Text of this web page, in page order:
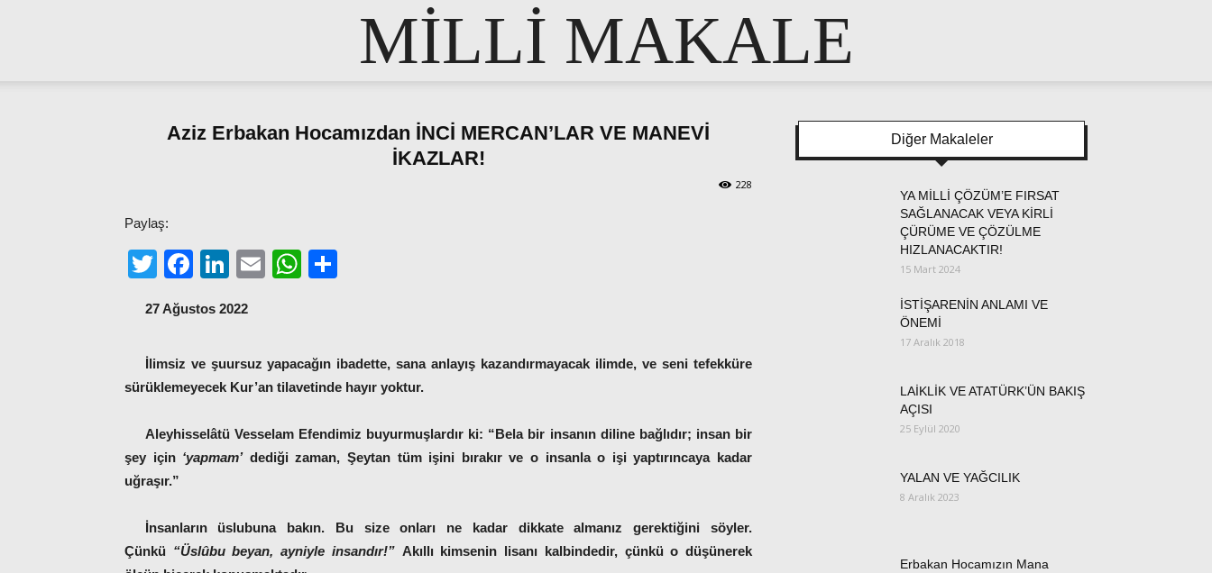
MİLLİ MAKALE
Aziz Erbakan Hocamızdan İNCİ MERCAN’LAR VE MANEVİ
İKAZLAR!
228
Paylaş:
TwitterFacebook
LinkedIn
EmailWhatsApp
27 Ağustos 2022
İlimsiz ve şuursuz yapacağın ibadette, sana anlayış kazandırmayacak ilimde, ve seni tefekküre
sürüklemeyecek Kur’an tilavetinde hayır yoktur.
Aleyhisselâtü Vesselam Efendimiz buyurmuşlardır ki: “Bela bir insanın diline bağlıdır; insan bir
şey için ‘yapmam’dediği zaman, Şeytan tüm işini bırakır ve o insanla o işi yaptırıncaya kadar
uğraşır.”
İnsanların üslubuna bakın. Bu size onları ne kadar dikkate almanız gerektiğini söyler.
Çünkü “Üslûbu beyan, ayniyle insandır!” Akıllı kimsenin lisanı kalbindedir, çünkü o düşünerek
Diğer Makaleler
YA MİLLİ ÇÖZÜM’E FIRSAT
SAĞLANACAK VEYA KİRLİ
ÇÜRÜME VE ÇÖZÜLME
HIZLANACAKTIR!
15 Mart 2024
İSTİŞARENİN ANLAMI VE
ÖNEMİ
17 Aralık 2018
LAİKLİK VE ATATÜRK’ÜN BAKIŞ
AÇISI
25 Eylül 2020
YALAN VE YAĞCILIK
8 Aralık 2023
Erbakan Hocamızın Mana